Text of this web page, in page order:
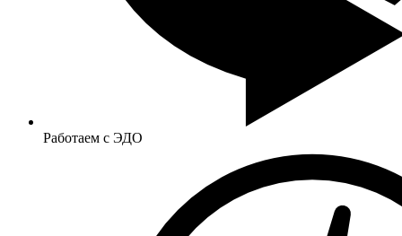
Работаем с ЭДО